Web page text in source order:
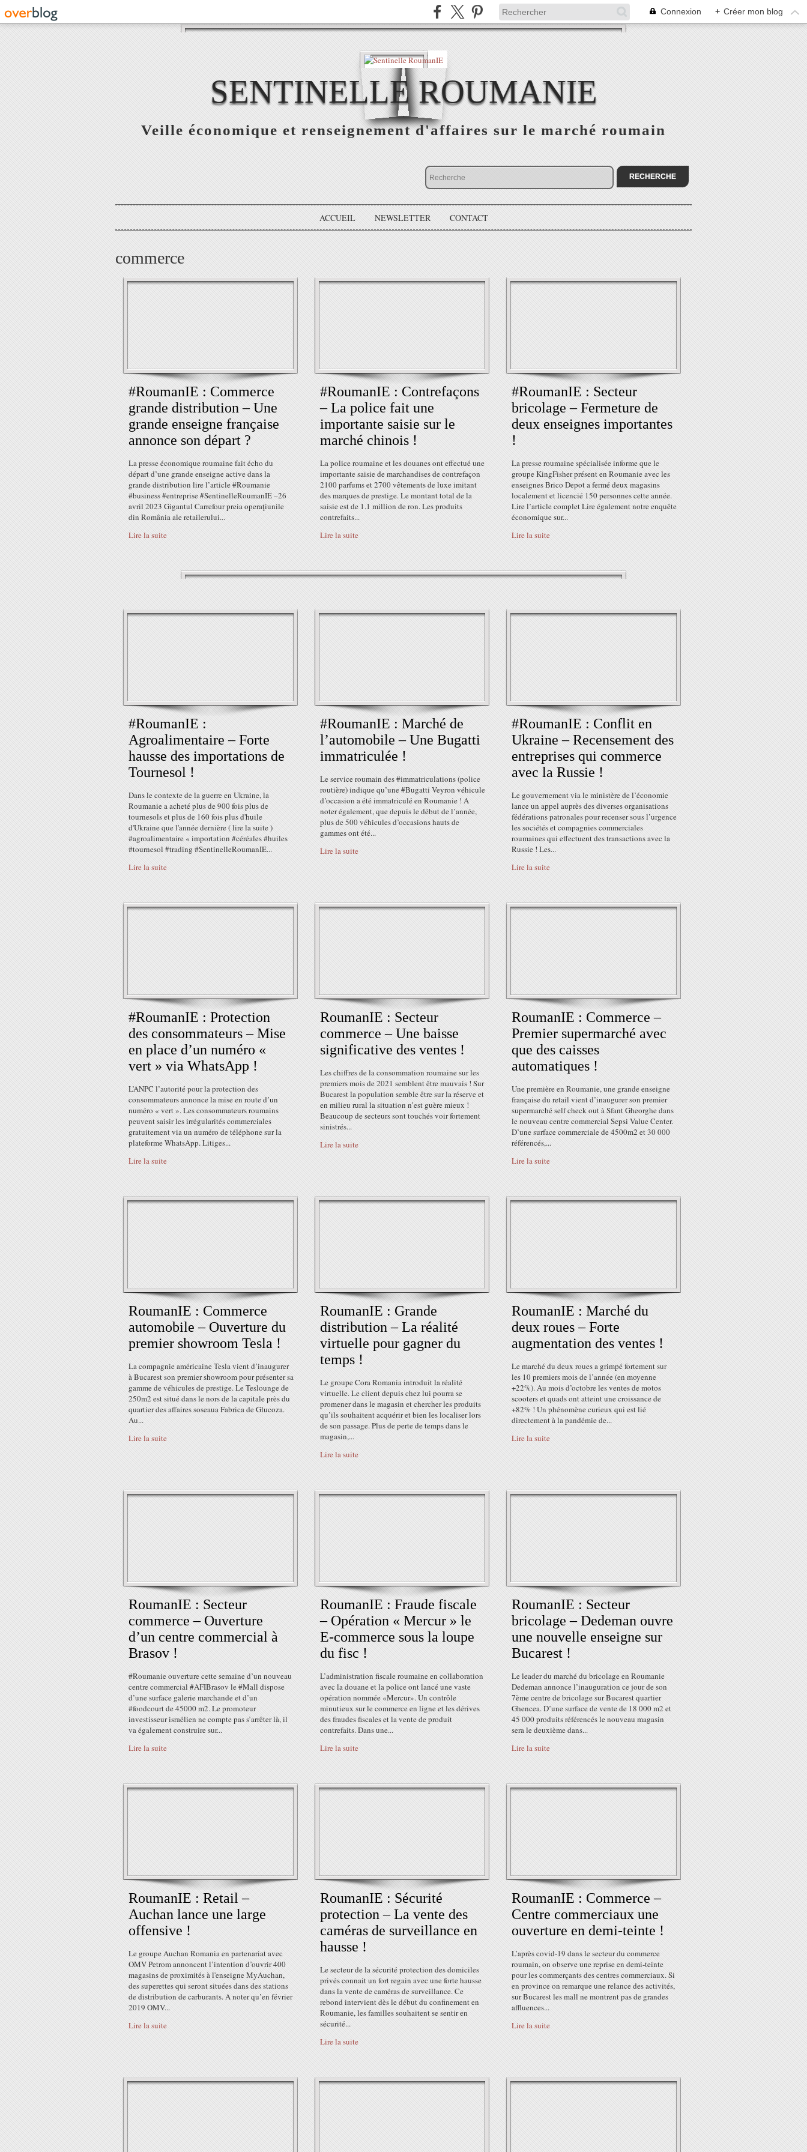
Connexion + Créer mon blog
SENTINELLE ROUMANIE
Veille économique et renseignement d'affaires sur le marché roumain
ACCUEIL NEWSLETTER CONTACT
commerce
#RoumanIE : Commerce
grande distribution – Une
grande enseigne française
annonce son départ ?
La presse économique roumaine fait écho du
départ d’une grande enseigne active dans la
grande distribution lire l’article #Roumanie
#business #entreprise #SentinelleRoumanIE –26
avril 2023 Gigantul Carrefour preia operaţiunile
din România ale retailerului...
Lire la suite
#RoumanIE : Contrefaçons
– La police fait une
importante saisie sur le
marché chinois !
La police roumaine et les douanes ont effectué une
importante saisie de marchandises de contrefaçon
2100 parfums et 2700 vêtements de luxe imitant
des marques de prestige. Le montant total de la
saisie est de 1.1 million de ron. Les produits
contrefaits...
Lire la suite
#RoumanIE : Secteur
bricolage – Fermeture de
deux enseignes importantes
!
La presse roumaine spécialisée informe que le
groupe KingFisher présent en Roumanie avec les
enseignes Brico Depot a fermé deux magasins
localement et licencié 150 personnes cette année.
Lire l’article complet Lire également notre enquête
économique sur...
Lire la suite
#RoumanIE :
Agroalimentaire – Forte
hausse des importations de
Tournesol !
Dans le contexte de la guerre en Ukraine, la
Roumanie a acheté plus de 900 fois plus de
tournesols et plus de 160 fois plus d'huile
d'Ukraine que l'année dernière ( lire la suite )
#agroalimentaire « importation #céréales #huiles
#tournesol #trading #SentinelleRoumanIE...
Lire la suite
#RoumanIE : Marché de
l’automobile – Une Bugatti
immatriculée !
Le service roumain des #immatriculations (police
routière) indique qu’une #Bugatti Veyron véhicule
d’occasion a été immatriculé en Roumanie ! A
noter également, que depuis le début de l’année,
plus de 500 véhicules d’occasions hauts de
gammes ont été...
Lire la suite
#RoumanIE : Conflit en
Ukraine – Recensement des
entreprises qui commerce
avec la Russie !
Le gouvernement via le ministère de l’économie
lance un appel auprès des diverses organisations
fédérations patronales pour recenser sous l’urgence
les sociétés et compagnies commerciales
roumaines qui effectuent des transactions avec la
Russie ! Les...
Lire la suite
#RoumanIE : Protection
des consommateurs – Mise
en place d’un numéro «
vert » via WhatsApp !
L’ANPC l’autorité pour la protection des
consommateurs annonce la mise en route d’un
numéro « vert ». Les consommateurs roumains
peuvent saisir les irrégularités commerciales
gratuitement via un numéro de téléphone sur la
plateforme WhatsApp. Litiges...
Lire la suite
RoumanIE : Secteur
commerce – Une baisse
significative des ventes !
Les chiffres de la consommation roumaine sur les
premiers mois de 2021 semblent être mauvais ! Sur
Bucarest la population semble être sur la réserve et
en milieu rural la situation n’est guère mieux !
Beaucoup de secteurs sont touchés voir fortement
sinistrés...
Lire la suite
RoumanIE : Commerce –
Premier supermarché avec
que des caisses
automatiques !
Une première en Roumanie, une grande enseigne
française du retail vient d’inaugurer son premier
supermarché self check out à Sfant Gheorghe dans
le nouveau centre commercial Sepsi Value Center.
D’une surface commerciale de 4500m2 et 30 000
référencés,...
Lire la suite
RoumanIE : Commerce
automobile – Ouverture du
premier showroom Tesla !
La compagnie américaine Tesla vient d’inaugurer
à Bucarest son premier showroom pour présenter sa
gamme de véhicules de prestige. Le Teslounge de
250m2 est situé dans le nors de la capitale près du
quartier des affaires soseaua Fabrica de Glucoza.
Au...
Lire la suite
RoumanIE : Grande
distribution – La réalité
virtuelle pour gagner du
temps !
Le groupe Cora Romania introduit la réalité
virtuelle. Le client depuis chez lui pourra se
promener dans le magasin et chercher les produits
qu’ils souhaitent acquérir et bien les localiser lors
de son passage. Plus de perte de temps dans le
magasin,...
Lire la suite
RoumanIE : Marché du
deux roues – Forte
augmentation des ventes !
Le marché du deux roues a grimpé fortement sur
les 10 premiers mois de l’année (en moyenne
+22%). Au mois d’octobre les ventes de motos
scooters et quads ont atteint une croissance de
+82% ! Un phénomène curieux qui est lié
directement à la pandémie de...
Lire la suite
RoumanIE : Secteur
commerce – Ouverture
d’un centre commercial à
Brasov !
#Roumanie ouverture cette semaine d’un nouveau
centre commercial #AFIBrasov le #Mall dispose
d’une surface galerie marchande et d’un
#foodcourt de 45000 m2. Le promoteur
investisseur israélien ne compte pas s’arrêter là, il
va également construire sur...
Lire la suite
RoumanIE : Fraude fiscale
– Opération « Mercur » le
E-commerce sous la loupe
du fisc !
L’administration fiscale roumaine en collaboration
avec la douane et la police ont lancé une vaste
opération nommée «Mercur». Un contrôle
minutieux sur le commerce en ligne et les dérives
des fraudes fiscales et la vente de produit
contrefaits. Dans une...
Lire la suite
RoumanIE : Secteur
bricolage – Dedeman ouvre
une nouvelle enseigne sur
Bucarest !
Le leader du marché du bricolage en Roumanie
Dedeman annonce l’inauguration ce jour de son
7ème centre de bricolage sur Bucarest quartier
Ghencea. D’une surface de vente de 18 000 m2 et
45 000 produits référencés le nouveau magasin
sera le deuxième dans...
Lire la suite
RoumanIE : Retail –
Auchan lance une large
offensive !
Le groupe Auchan Romania en partenariat avec
OMV Petrom annoncent l’intention d’ouvrir 400
magasins de proximités à l'enseigne MyAuchan,
des superettes qui seront situées dans des stations
de distribution de carburants. A noter qu’en février
2019 OMV...
Lire la suite
RoumanIE : Sécurité
protection – La vente des
caméras de surveillance en
hausse !
Le secteur de la sécurité protection des domiciles
privés connait un fort regain avec une forte hausse
dans la vente de caméras de surveillance. Ce
rebond intervient dès le début du confinement en
Roumanie, les familles souhaitent se sentir en
sécurité...
Lire la suite
RoumanIE : Commerce –
Centre commerciaux une
ouverture en demi-teinte !
L’après covid-19 dans le secteur du commerce
roumain, on observe une reprise en demi-teinte
pour les commerçants des centres commerciaux. Si
en province on remarque une relance des activités,
sur Bucarest les mall ne montrent pas de grandes
affluences...
Lire la suite